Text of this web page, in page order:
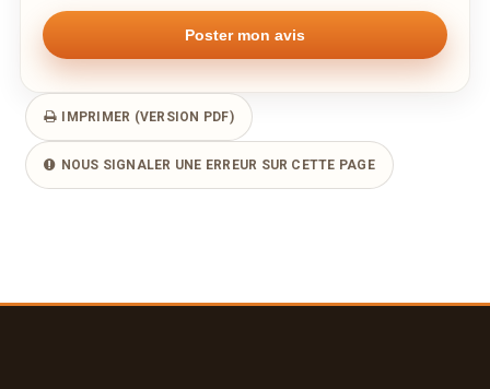
IMPRIMER (VERSION PDF)
NOUS SIGNALER UNE ERREUR SUR CETTE PAGE